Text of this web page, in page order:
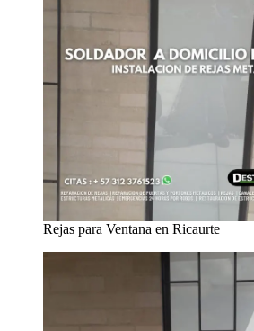
Rejas para Ventana en Ricaurte